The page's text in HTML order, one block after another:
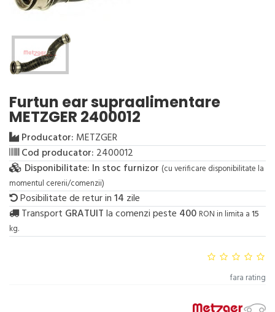
Furtun ear supraalimentare
METZGER 2400012
Producator: METZGER
Cod producator: 2400012
Disponibilitate: In stoc furnizor (cu verificare disponibilitate la
momentul cererii/comenzii)
Posibilitate de retur in14 zile
Transport GRATUITla comenzi peste 400 RON in limita a15
kg.
fara rating